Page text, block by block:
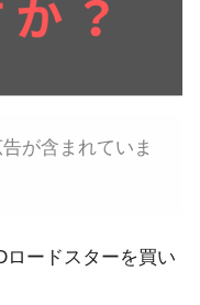
が含まれていま
ロードスターを買い